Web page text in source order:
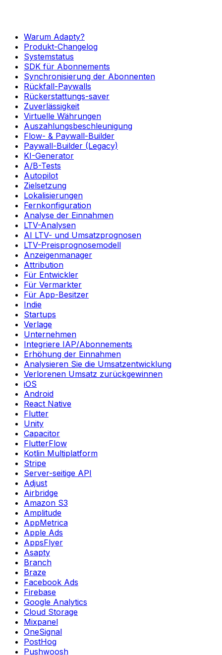
Warum Adapty?
Produkt-Changelog
Systemstatus
SDK für Abonnements
Synchronisierung der Abonnenten
Rückfall-Paywalls
Rückerstattungs-saver
Zuverlässigkeit
Virtuelle Währungen
Auszahlungsbeschleunigung
Flow- & Paywall-Builder
Paywall-Builder (Legacy)
KI-Generator
A/B-Tests
Autopilot
Zielsetzung
Lokalisierungen
Fernkonfiguration
Analyse der Einnahmen
LTV-Analysen
AI LTV- und Umsatzprognosen
LTV-Preisprognosemodell
Anzeigenmanager
Attribution
Für Entwickler
Für Vermarkter
Für App-Besitzer
Indie
Startups
Verlage
Unternehmen
Integriere IAP/Abonnements
Erhöhung der Einnahmen
Analysieren Sie die Umsatzentwicklung
Verlorenen Umsatz zurückgewinnen
iOS
Android
React Native
Flutter
Unity
Capacitor
FlutterFlow
Kotlin Multiplatform
Stripe
Server-seitige API
Adjust
Airbridge
Amazon S3
Amplitude
AppMetrica
Apple Ads
AppsFlyer
Asapty
Branch
Braze
Facebook Ads
Firebase
Google Analytics
Cloud Storage
Mixpanel
OneSignal
PostHog
Pushwoosh